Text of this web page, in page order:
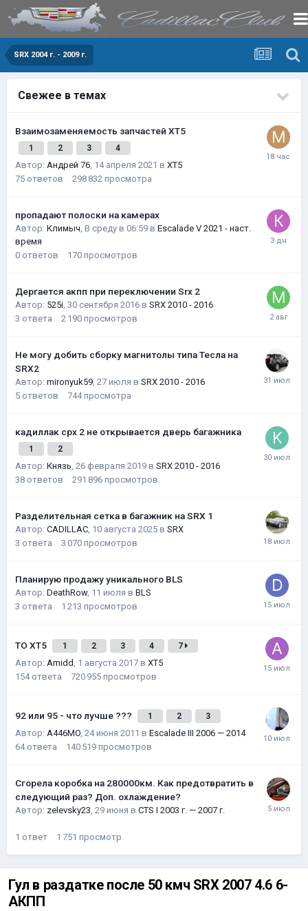
SRX 2004 г. - 2009 г.
Свежее в темах
Взаимозаменяемость запчастей XT5
1 2 3 4
Автор: Андрей 76, 14 апреля 2021 в XT5
75 ответов 298 832 просмотра
пропадают полоски на камерах
Автор: Климыч, В среду в 06:59 в Escalade V 2021 - наст.
время
0 ответов 170 просмотров
Дергается акпп при переключении Srx 2
Автор: 525i, 30 сентября 2016 в SRX 2010 - 2016
3 ответа 2 190 просмотров
Не могу добить сборку магнитолы типа Тесла на
SRX2
Автор: mironyuk59, 27 июля в SRX 2010 - 2016
5 ответов 744 просмотра
кадиллак срх 2 не открывается дверь багажника
1 2
Автор: Князь, 26 февраля 2019 в SRX 2010 - 2016
38 ответов 291 896 просмотров
Разделительная сетка в багажник на SRX 1
Автор: CADILLAC, 10 августа 2025 в SRX
3 ответа 3 070 просмотров
Планирую продажу уникального BLS
Автор: DeathRow, 11 июля в BLS
3 ответа 1 213 просмотров
ТО XT5 1 2 3 4 7
Автор: Amidd, 1 августа 2017 в XT5
154 ответа 720 955 просмотров
92 или 95 - что лучше ??? 1 2 3
Автор: A446MO, 24 июня 2011 в Escalade III 2006 — 2014
64 ответа 140 519 просмотров
Сгорела коробка на 280000км. Как предотвратить в
следующий раз? Доп. охлаждение?
Автор: zelevsky23, 29 июня в CTS I 2003 г. — 2007 г.
1 ответ 1 751 просмотр
Гул в раздатке после 50 кмч SRX 2007 4.6 6-
АКПП